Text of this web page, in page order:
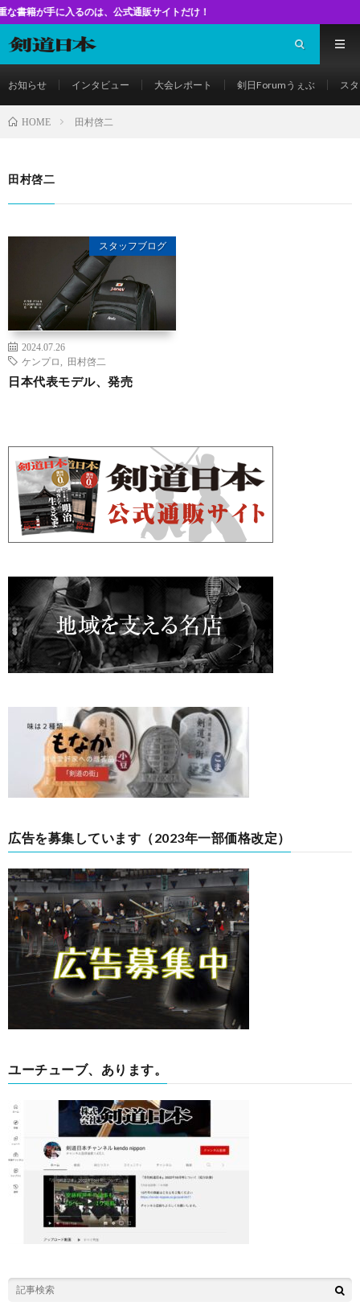
入るのは、公式通販サイトだけ！
お知らせ インタビュー 大会レポート 剣日Forumうぇぶ ス
HOME 田村啓二
田村啓二
スタッフブログ
2024.07.26
ケンプロ
田村啓二
日本代表モデル、発売
広告を募集しています（2023年一部価格改定）
ユーチューブ、あります。